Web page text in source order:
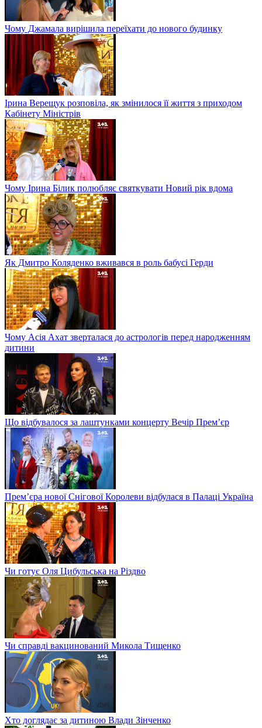
Чому Джамала вирішила переїхати до нового будинку
Ірина Верещук розповіла, як змінилося її життя з приходом
Кабінету Міністрів
Чому Ірина Білик полюбляє святкувати Новий рік вдома
Як Дмитро Коляденко вживався в роль бабусі Герди
Чому Асія Ахат зверталася до астрологів перед народженням
дитини
Що відбувалося за лаштунками концерту Вечір Прем’єр
Прем’єра нової Снігової Королеви відбулася в Палаці Україна
Чи готує Оля Цибульська на Різдво
Чи справді вакцинований Микола Тищенко
Хто доглядає за дитиною Влади Зінченко